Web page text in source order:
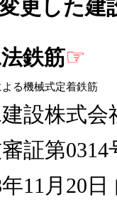
更した
鉄筋☞
る機械式定着鉄筋
設株式会
証第0314
年11月20